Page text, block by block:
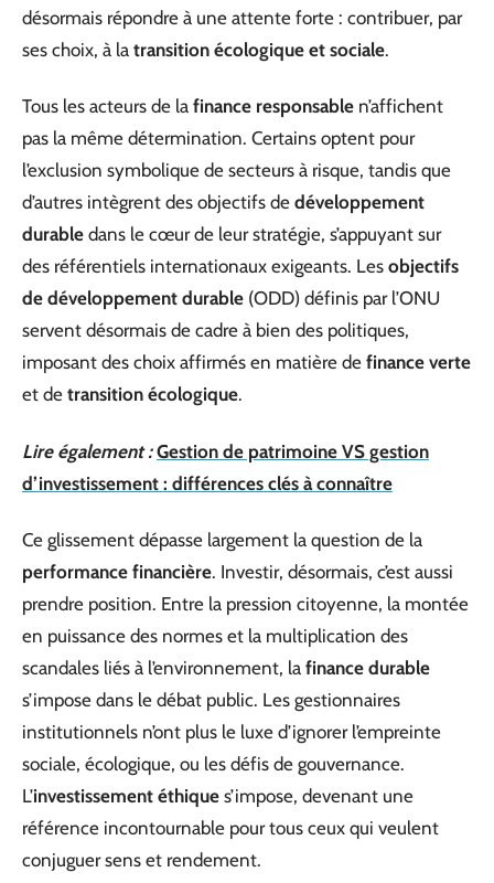
désormais répondre à une attente forte : contribuer, par
ses choix, à la transition écologique et sociale.
Tous les acteurs de la finance responsable n’affichent
pas la même détermination. Certains optent pour
l’exclusion symbolique de secteurs à risque, tandis que
d’autres intègrent des objectifs de développement
durable dans le cœur de leur stratégie, s’appuyant sur
des référentiels internationaux exigeants. Les objectifs
de développement durable (ODD) définis par l’ONU
servent désormais de cadre à bien des politiques,
imposant des choix affirmés en matière de finance verte
et de transition écologique.
Lire également : Gestion de patrimoine VS gestion
d’investissement : différences clés à connaître
Ce glissement dépasse largement la question de la
performance financière. Investir, désormais, c’est aussi
prendre position. Entre la pression citoyenne, la montée
en puissance des normes et la multiplication des
scandales liés à l’environnement, la finance durable
s’impose dans le débat public. Les gestionnaires
institutionnels n’ont plus le luxe d’ignorer l’empreinte
sociale, écologique, ou les défis de gouvernance.
L’investissement éthique s’impose, devenant une
référence incontournable pour tous ceux qui veulent
conjuguer sens et rendement.